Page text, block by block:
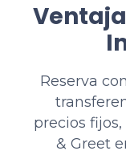
Reserva con
precios
& Greet